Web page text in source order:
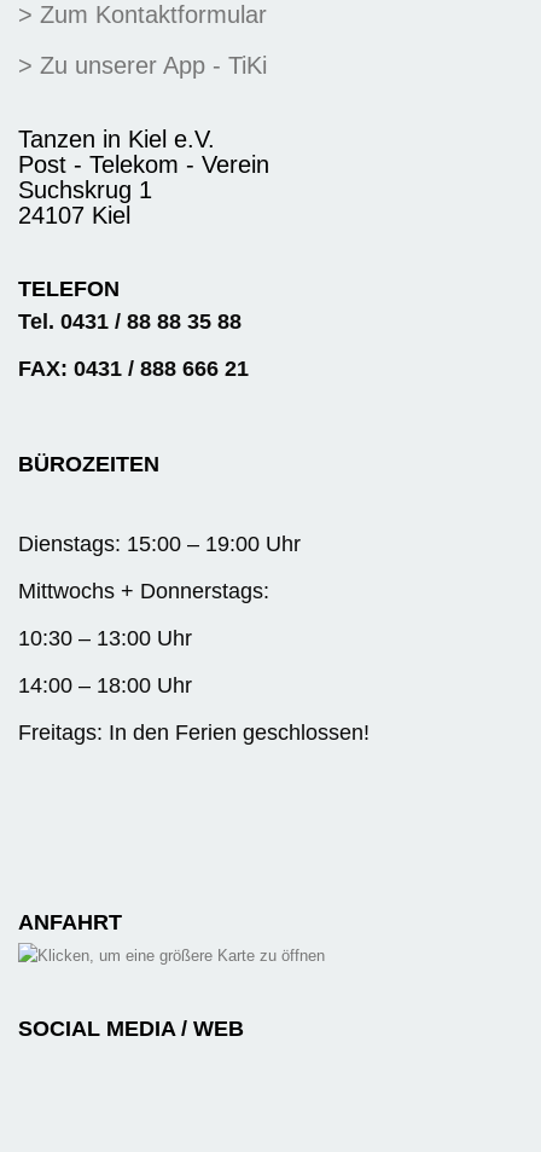
> Zum Kontaktformular
> Zu unserer App - TiKi
Tanzen in Kiel e.V.
Post - Telekom - Verein
Suchskrug 1
24107 Kiel
TELEFON
Tel. 0431 / 88 88 35 88
FAX: 0431 / 888 666 21
BÜROZEITEN
Dienstags: 15:00 – 19:00 Uhr
Mittwochs + Donnerstags:
10:30 – 13:00 Uhr
14:00 – 18:00 Uhr
Freitags: In den Ferien geschlossen!
ANFAHRT
SOCIAL MEDIA / WEB